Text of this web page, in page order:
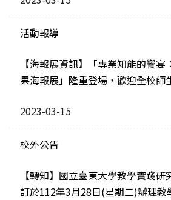
活動報導
【海報展資訊】「專業知能的饗
果海報展」隆重登場，歡迎全校師
2023-03-15
校外公告
【轉知】國立臺東大學教學實踐
訂於112年3月28日(星期二)辦理教